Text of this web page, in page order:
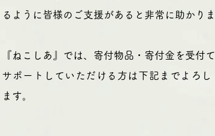
るように皆様のご支援があると非常に助かりま
『ねこしあ』では、寄付物品・寄付金を受付
サポートしていただける方は下記までよろし
ます。